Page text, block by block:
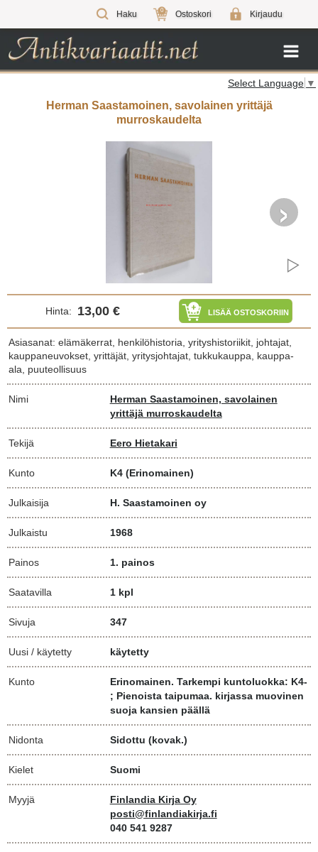
Haku 0 Ostoskori Kirjaudu
Select Language ▼
Herman Saastamoinen, savolainen yrittäjä
murroskaudelta
›
Hinta: 13,00 € LISÄÄ OSTOSKORIIN
Asiasanat: elämäkerrat, henkilöhistoria, yrityshistoriikit, johtajat,
kauppaneuvokset, yrittäjät, yritysjohtajat, tukkukauppa, kauppa-
ala, puuteollisuus
Nimi
Herman Saastamoinen, savolainen
yrittäjä murroskaudelta
Tekijä Eero Hietakari
Kunto K4 (Erinomainen)
Julkaisija H. Saastamoinen oy
Julkaistu 1968
Painos 1. painos
Saatavilla 1 kpl
Sivuja 347
Uusi / käytetty käytetty
Kunto
Erinomainen. Tarkempi kuntoluokka: K4-
; Pienoista taipumaa. kirjassa muovinen
suoja kansien päällä
Nidonta Sidottu (kovak.)
Kielet Suomi
Myyjä
Finlandia Kirja Oy
posti@finlandiakirja.fi
040 541 9287